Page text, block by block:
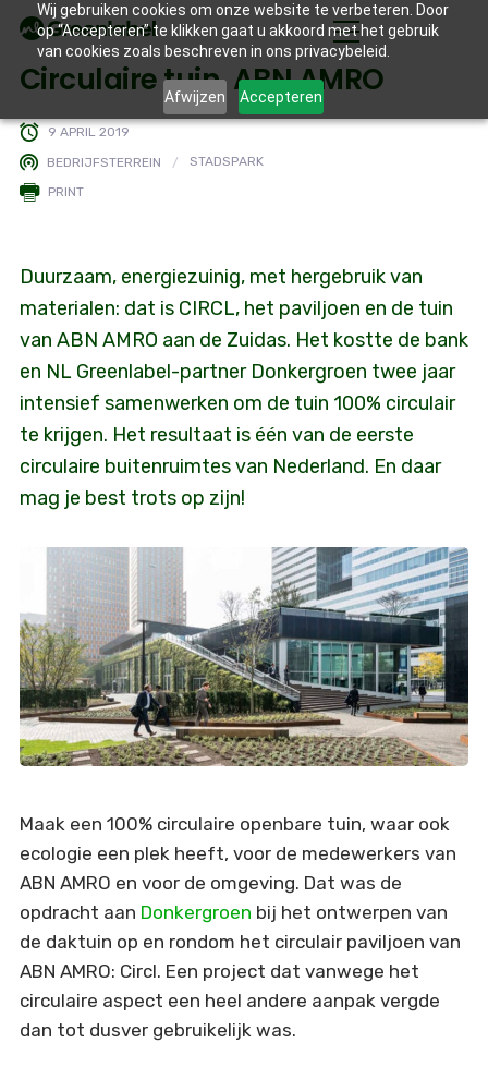
Wij gebruiken cookies om onze website te verbeteren. Door
op “Accepteren” te klikken gaat u akkoord met het gebruik
van cookies zoals beschreven in ons privacybeleid.
Afwijzen Accepteren
Circulaire tuin, ABN AMRO
9 APRIL 2019
BEDRIJFSTERREIN
STADSPARK
PRINT
Duurzaam, energiezuinig, met hergebruik van
materialen: dat is CIRCL, het paviljoen en de tuin
van ABN AMRO aan de Zuidas. Het kostte de bank
en NL Greenlabel-partner Donkergroen twee jaar
intensief samenwerken om de tuin 100% circulair
te krijgen. Het resultaat is één van de eerste
circulaire buitenruimtes van Nederland. En daar
mag je best trots op zijn!
Maak een 100% circulaire openbare tuin, waar ook
ecologie een plek heeft, voor de medewerkers van
ABN AMRO en voor de omgeving. Dat was de
opdracht aan Donkergroen bij het ontwerpen van
de daktuin op en rondom het circulair paviljoen van
ABN AMRO: Circl. Een project dat vanwege het
circulaire aspect een heel andere aanpak vergde
dan tot dusver gebruikelijk was.